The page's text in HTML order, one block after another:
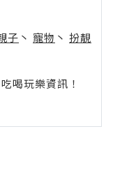
子 丶 寵物 丶 扮靚
喝玩樂資訊！